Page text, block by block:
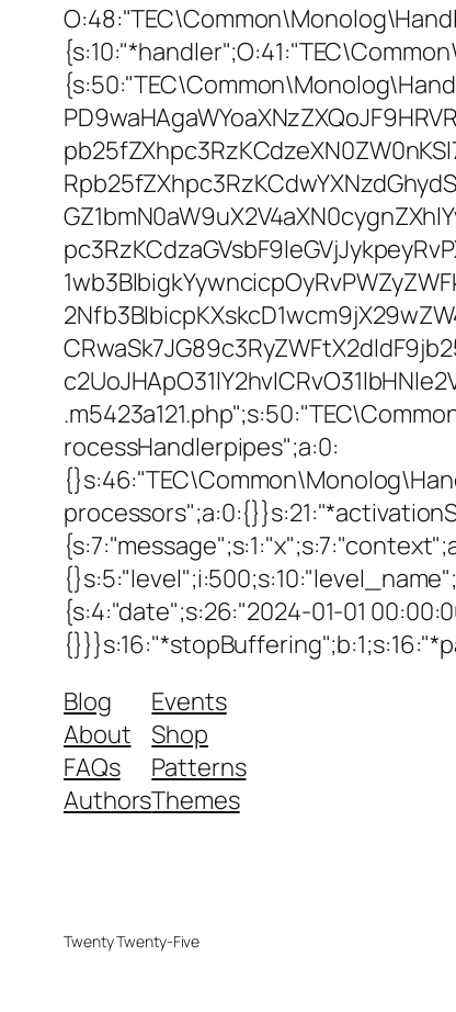
rocessHandlerpipes";a:0:
{s:4:"date";s:26:"2024-01-01
Blog
About
FAQs
Authors
Events
Shop
Patterns
Themes
Twenty Twenty-Five